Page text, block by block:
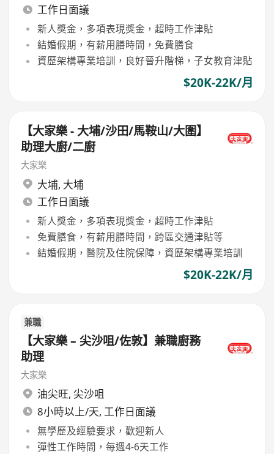
工作日面議
新人獎金，多項表現獎金，超時工作津貼
結婚假期，有薪用膳時間，免費膳食
資歷架構專業培訓，良好晉升階梯，子女教育津貼
$20K-22K/月
【大家樂 - 大埔/沙田/馬鞍山/大圍】
助理大廚/二廚
大家樂
大埔, 大埔
工作日面議
新人獎金，多項表現獎金，超時工作津貼
免費膳食，有薪用膳時間，跨區交通津貼等
結婚假期，醫院及住院保障，資歷架構專業培訓
$20K-22K/月
兼職
【大家樂 – 尖沙咀/佐敦】兼職廚務
助理
大家樂
油尖旺, 尖沙咀
8小時以上/天, 工作日面議
無學歷及經驗要求，歡迎新人
彈性工作時間，每週4-6天工作